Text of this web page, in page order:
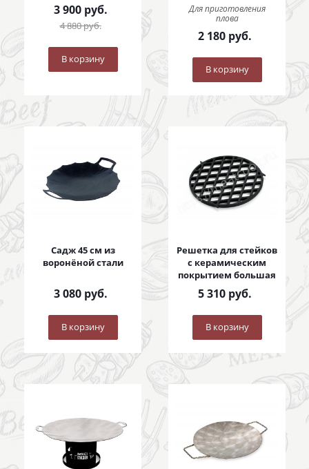
3 900руб.
4 880руб.
В корзину
Для приготовления
плова
2 180руб.
В корзину
Садж 45 см из
воронёной стали
3 080руб.
В корзину
Решетка для стейков
с керамическим
покрытием большая
5 310руб.
В корзину